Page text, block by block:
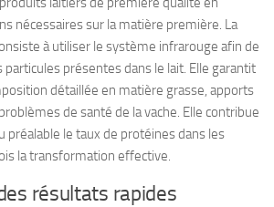
nécessaires sur la matière première. La
à utiliser le système infrarouge afin de
présentes dans le lait. Elle garantit
détaillée en matière grasse, apports
de santé de la vache. Elle contribue
préalable le taux de protéines dans les
la transformation effective.
résultats rapides